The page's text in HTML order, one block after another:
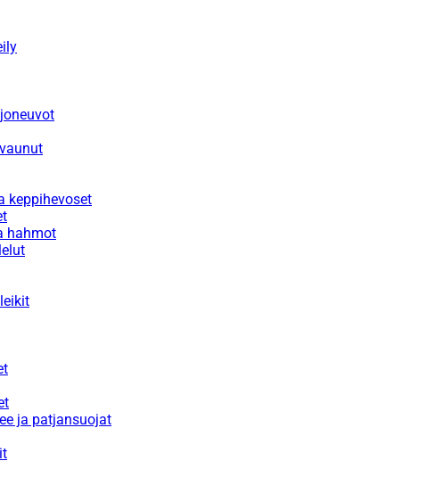
keppihevoset
hahmot
ja patjansuojat